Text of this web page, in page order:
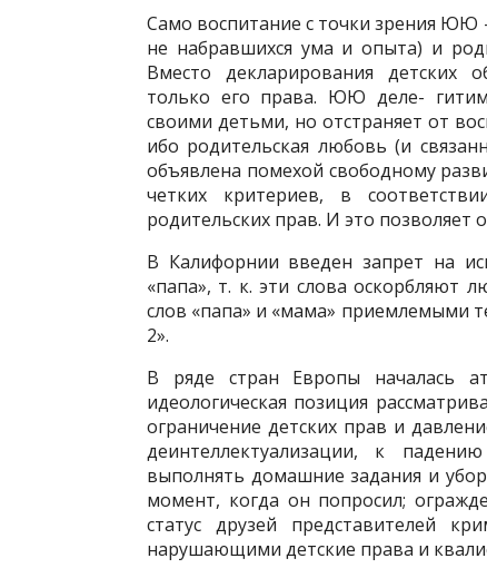
Само воспитание с точки зрения ЮЮ
не набравшихся ума и опыта) и
Вместо декларирования детских
только его права. ЮЮ деле-
своими детьми, но отстраняет от
ибо родительская любовь (и
объявлена помехой свободному
четких критериев, в
родительских прав. И это
В Калифорнии введен запрет на
«папа», т. к. эти слова оскорбляют
слов «папа» и «мама» приемлемыми
2».
В ряде стран Европы началась
идеологическая позиция
ограничение детских прав и
деинтеллектуализации, к
выполнять домашние задания и
момент, когда он попросил;
статус друзей представителей
нарушающими детские права и